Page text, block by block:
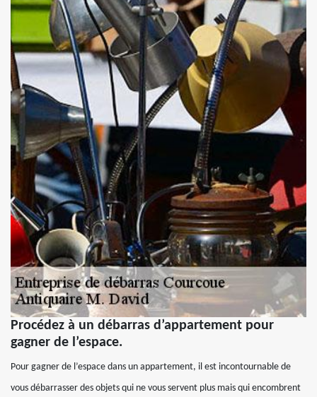
Procédez à un débarras d’appartement pour
gagner de l’espace.
Pour gagner de l’espace dans un appartement, il est incontournable de
vous débarrasser des objets qui ne vous servent plus mais qui encombrent